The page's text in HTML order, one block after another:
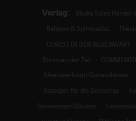
Verlag:
Media Sales Herder
Religion & Spiritualität
CHRIST IN DER GEGENWART
Stimmen der Zeit
COMMUNIO
Ideenwerkstatt Gottesdienste
Anzeiger für die Seelsorge
Gemeinsam Glauben